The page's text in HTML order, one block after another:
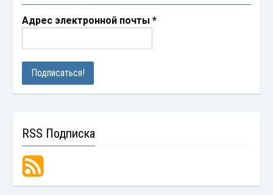
Адрес электронной почты*
RSS Подписка